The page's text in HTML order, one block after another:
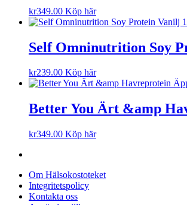
kr349.00 Köp här
Self Omninutrition Soy
kr239.00 Köp här
Better You Ärt &amp
kr349.00 Köp här
Om Hälsokostoteket
Integritetspolicy
Kontakta oss